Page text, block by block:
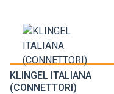
KLINGEL ITALIANA
(CONNETTORI)